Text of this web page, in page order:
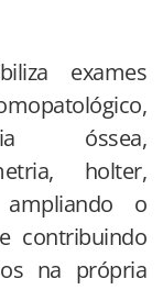
exames
óssea,
holter,
o
contribuindo
na própria